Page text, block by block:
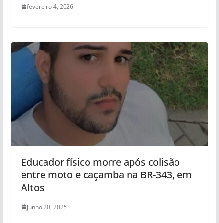
fevereiro 4, 2026
Educador físico morre após colisão
entre moto e caçamba na BR-343, em
Altos
junho 20, 2025